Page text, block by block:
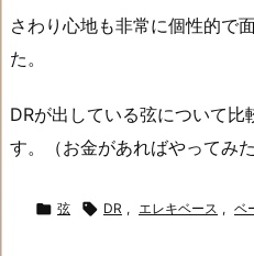
さわり心地も非常に個性的で
た。
DRが出している弦について
す。（お金があればやってみ
 弦  DR , エレキベース , ベ